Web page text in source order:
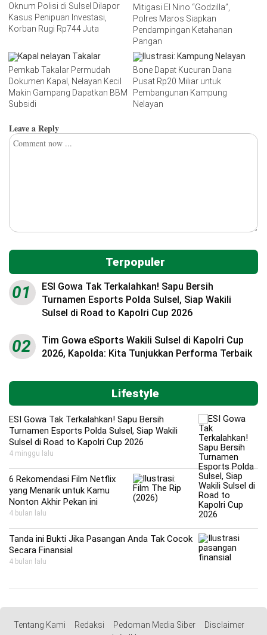
Oknum Polisi di Sulsel Dilapor
Kasus Penipuan Investasi,
Korban Rugi Rp744 Juta
Mitigasi El Nino “Godzilla”,
Polres Maros Siapkan
Pendampingan Ketahanan
Pangan
Pemkab Takalar Permudah
Dokumen Kapal, Nelayan Kecil
Makin Gampang Dapatkan BBM
Subsidi
Bone Dapat Kucuran Dana
Pusat Rp20 Miliar untuk
Pembangunan Kampung
Nelayan
Leave a Reply
Terpopuler
01
ESI Gowa Tak Terkalahkan! Sapu Bersih
Turnamen Esports Polda Sulsel, Siap Wakili
Sulsel di Road to Kapolri Cup 2026
02
Tim Gowa eSports Wakili Sulsel di Kapolri Cup
2026, Kapolda: Kita Tunjukkan Performa Terbaik
Lifestyle
ESI Gowa Tak Terkalahkan! Sapu Bersih
Turnamen Esports Polda Sulsel, Siap Wakili
Sulsel di Road to Kapolri Cup 2026
4 minggu lalu
6 Rekomendasi Film Netflix
yang Menarik untuk Kamu
Nonton Akhir Pekan ini
4 bulan lalu
Tanda ini Bukti Jika Pasangan Anda Tak Cocok
Secara Finansial
4 bulan lalu
Tentang Kami Redaksi Pedoman Media Siber
Disclaimer